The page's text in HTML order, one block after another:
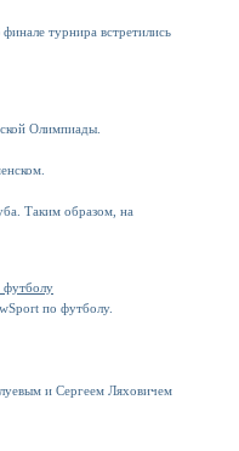
турнира встретились
Олимпиады.
Таким образом, на
футболу
по футболу.
и Сергеем Ляховичем